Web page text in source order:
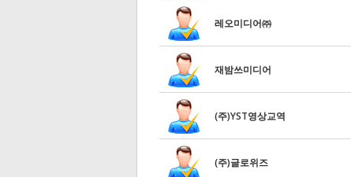
레오미디어㈜
재밤쓰미디어
(주)YST영상교역
(주)글로위즈